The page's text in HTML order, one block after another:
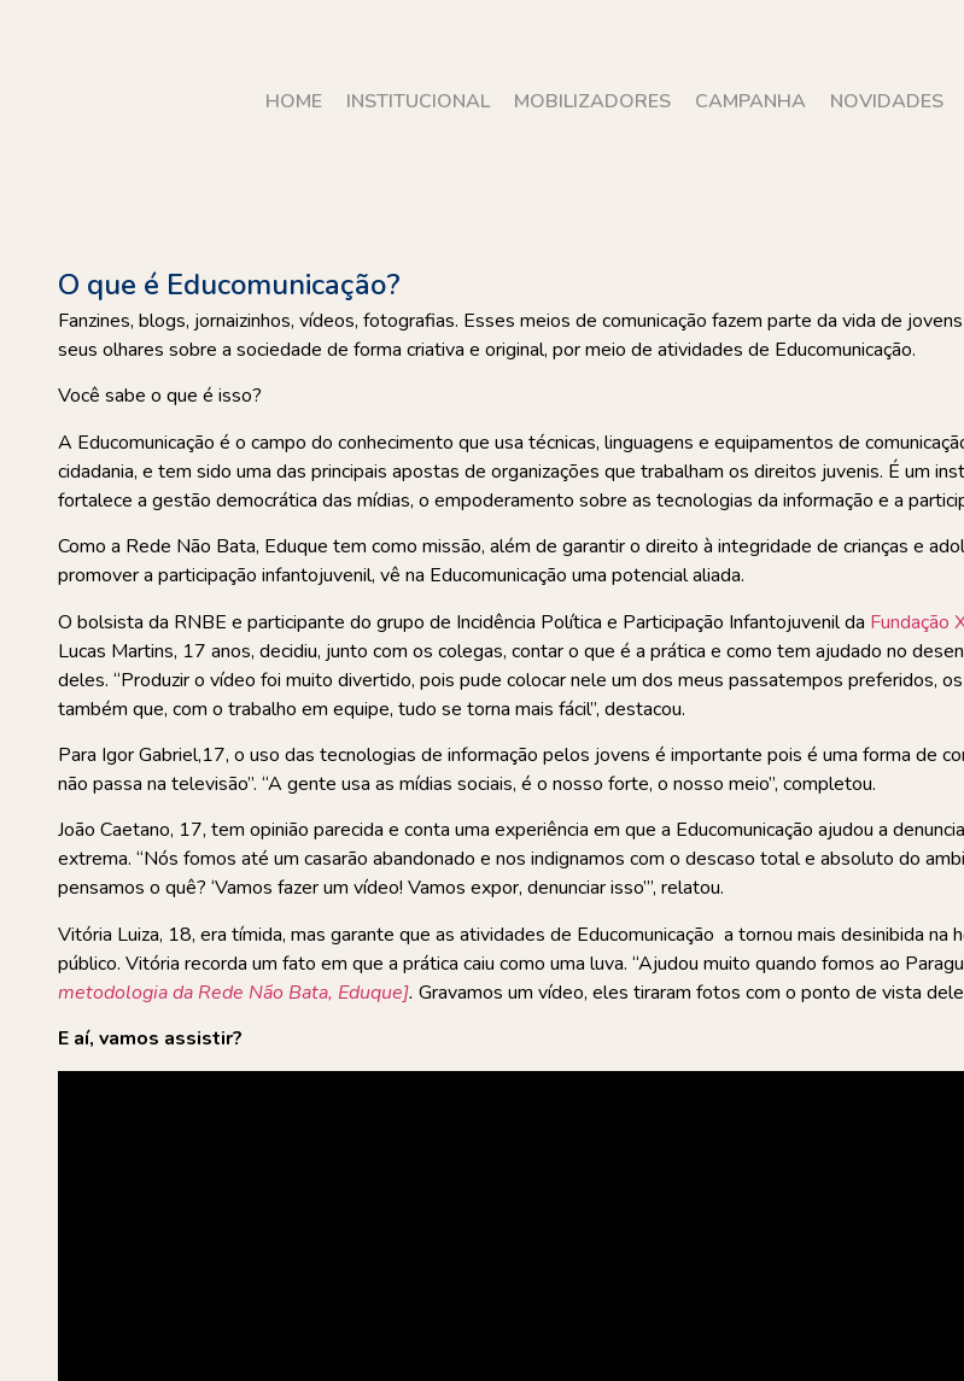
HOME INSTITUCIONAL MOBILIZADORES CAMPANHA NOVIDADES
O que é Educomunicação?
Fanzines, blogs, jornaizinhos, vídeos, fotografias. Esses meios de comunicação fazem parte da vida de
seus olhares sobre a sociedade de forma criativa e original, por meio de atividades de Educomunicação.
Você sabe o que é isso?
A Educomunicação é o campo do conhecimento que usa técnicas, linguagens e equipamentos de
cidadania, e tem sido uma das principais apostas de organizações que trabalham os direitos juvenis. É um
fortalece a gestão democrática das mídias, o empoderamento sobre as tecnologias da informação e a
Como a Rede Não Bata, Eduque tem como missão, além de garantir o direito à integridade de crianças e
promover a participação infantojuvenil, vê na Educomunicação uma potencial aliada.
O bolsista da RNBE e participante do grupo de Incidência Política e Participação Infantojuvenil da Fundação
Lucas Martins, 17 anos, decidiu, junto com os colegas, contar o que é a prática e como tem ajudado no
deles. “Produzir o vídeo foi muito divertido, pois pude colocar nele um dos meus passatempos preferidos,
também que, com o trabalho em equipe, tudo se torna mais fácil”, destacou.
Para Igor Gabriel,17, o uso das tecnologias de informação pelos jovens é importante pois é uma forma de
não passa na televisão”. “A gente usa as mídias sociais, é o nosso forte, o nosso meio”, completou.
João Caetano, 17, tem opinião parecida e conta uma experiência em que a Educomunicação ajudou a
extrema. “Nós fomos até um casarão abandonado e nos indignamos com o descaso total e absoluto do
pensamos o quê? ‘Vamos fazer um vídeo! Vamos expor, denunciar isso’”, relatou.
Vitória Luiza, 18, era tímida, mas garante que as atividades de Educomunicação a tornou mais desinibida na
público. Vitória recorda um fato em que a prática caiu como uma luva. “Ajudou muito quando fomos ao
metodologia da Rede Não Bata, Eduque]. Gravamos um vídeo, eles tiraram fotos com o ponto de vista
E aí, vamos assistir?